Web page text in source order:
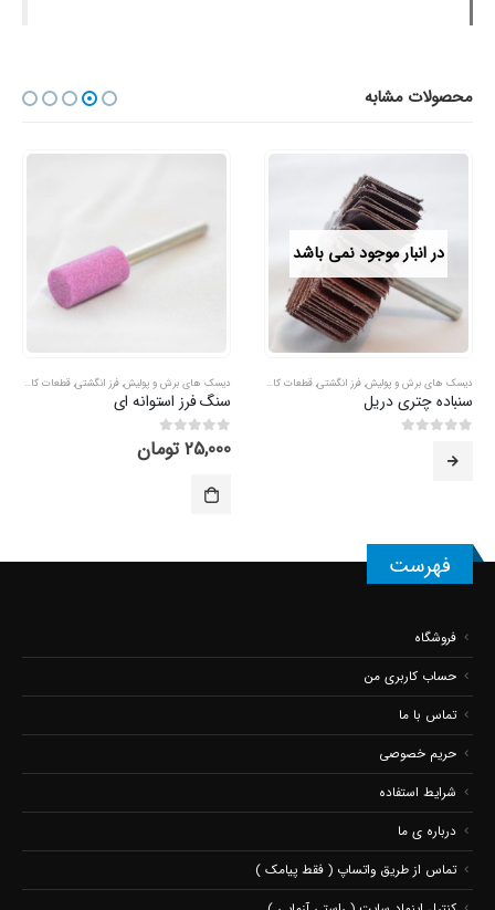
محصولات مشابه
دیسک های برش و پولیش, فرز انگشتی, قطعات کاردستی
سنگ فرز استوانه ای
25,000
در انبار موجود نمی باشد
دیسک های برش و پولیش, فرز انگشتی
پایه سنگ فرز انگشتی
4.63از 5
فهرست
فروشگاه
حساب کاربری من
تماس با ما
حریم خصوصی
شرایط استفاده
درباره ی ما
تماس از طریق واتساپ ( فقط پیامک )